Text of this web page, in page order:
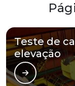
Teste de
elevação